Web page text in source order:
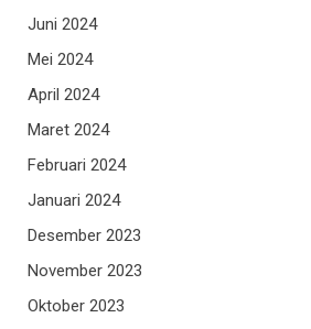
Juni 2024
Mei 2024
April 2024
Maret 2024
Februari 2024
Januari 2024
Desember 2023
November 2023
Oktober 2023